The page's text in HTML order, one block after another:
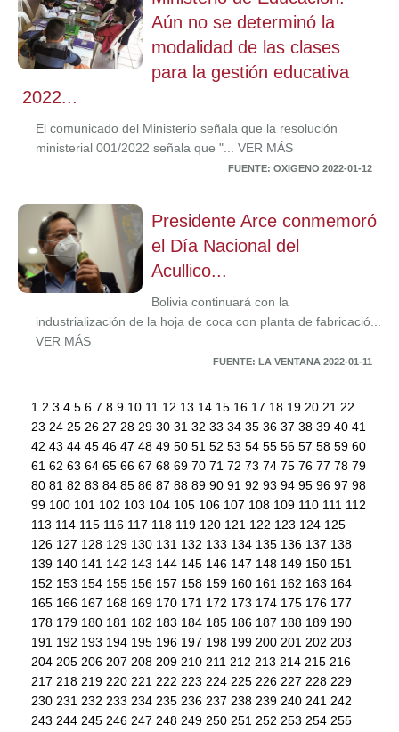
Aún no se determinó la
modalidad de las clases
para la gestión educativa
2022...
El comunicado del Ministerio señala que la resolución
ministerial 001/2022 señala que "... VER MÁS
FUENTE: OXIGENO 2022-01-12
Presidente Arce conmemoró
el Día Nacional del
Acullico...
Bolivia continuará con la
industrialización de la hoja de coca con planta de fabricació...
VER MÁS
FUENTE: LA VENTANA 2022-01-11
1 2 3 4 5 6 7 8 9 10 11 12 13 14 15 16 17 18 19 20 21 22
23 24 25 26 27 28 29 30 31 32 33 34 35 36 37 38 39 40 41
42 43 44 45 46 47 48 49 50 51 52 53 54 55 56 57 58 59 60
61 62 63 64 65 66 67 68 69 70 71 72 73 74 75 76 77 78 79
80 81 82 83 84 85 86 87 88 89 90 91 92 93 94 95 96 97 98
99 100 101 102 103 104 105 106 107 108 109 110 111 112
113 114 115 116 117 118 119 120 121 122 123 124 125
126 127 128 129 130 131 132 133 134 135 136 137 138
139 140 141 142 143 144 145 146 147 148 149 150 151
152 153 154 155 156 157 158 159 160 161 162 163 164
165 166 167 168 169 170 171 172 173 174 175 176 177
178 179 180 181 182 183 184 185 186 187 188 189 190
191 192 193 194 195 196 197 198 199 200 201 202 203
204 205 206 207 208 209 210 211 212 213 214 215 216
217 218 219 220 221 222 223 224 225 226 227 228 229
230 231 232 233 234 235 236 237 238 239 240 241 242
243 244 245 246 247 248 249 250 251 252 253 254 255